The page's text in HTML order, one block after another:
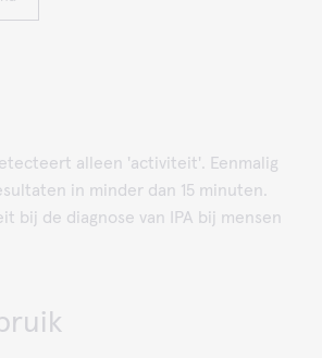
alleen 'activiteit'. Eenmalig
in minder dan 15 minuten.
bij de diagnose van IPA bij mensen